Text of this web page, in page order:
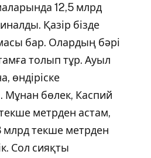
12,5 млрд
Қазір бізде
бар. Олардың бәрі
толып тұр. Ауыл
өндіріске
Мұнан бөлек, Каспий
метрден астам,
млрд текше метрден
Сол сияқты